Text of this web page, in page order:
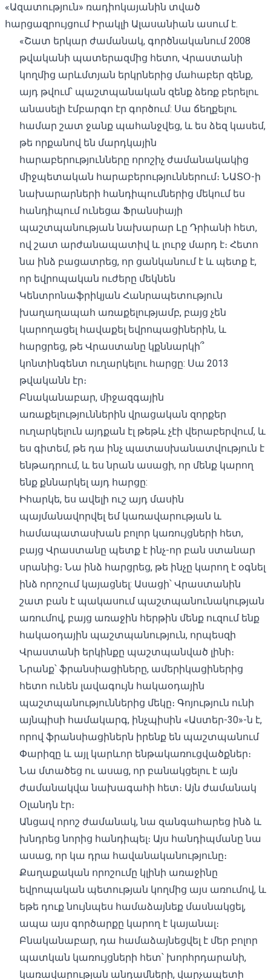
«Ազատություն» ռադիոկայանին տված
հարցազրույցումԻրակլի Ալասանիան ասում է.
«Շատ երկար ժամանակ, գործնականում 2008
թվականի պատերազմից հետո, Վրաստանի
կողմից արևմտյան երկրներից մահաբեր զենք,
այդ թվում՝ պաշտպանական զենք ձեռք բերելու
անասելի էմբարգո էր գործում: Սա ճեղքելու
համար շատ ջանք պահանջվեց, և ես ձեզ կասեմ,
թե որքանով են մարդկային
հարաբերությունները որոշիչ ժամանակակից
միջպետական ​​հարաբերություններում։ ՆԱՏՕ-ի
նախարարների հանդիպումներից մեկում ես
հանդիպում ունեցա Ֆրանսիայի
պաշտպանության նախարար Լը Դրիանի հետ,
ով շատ արժանապատիվ և լուրջ մարդ է։ Հետո
նա ինձ բացատրեց, որ ցանկանում է և պետք է,
որ եվրոպական ուժերը մեկնեն
Կենտրոնաֆրիկյան Հանրապետություն
խաղաղապահ առաքելությամբ, բայց չեն
կարողացել հավաքել եվրոպացիներին, և
հարցրեց, թե Վրաստանը կքննարկի՞
կոնտինգենտ ուղարկելու հարցը: Սա 2013
թվականն էր։
Բնականաբար, միջազգային
առաքելություններին վրացական զորքեր
ուղարկելուն այդքան էլ թեթև չէի վերաբերվում, և
ես գիտեմ, թե դա ինչ պատասխանատվություն է
ենթադրում, և ես նրան ասացի, որ մենք կարող
ենք քննարկել այդ հարցը:
Իհարկե, ես ավելի ուշ այդ մասին
պայմանավորվել եմ կառավարության և
համապատասխան բոլոր կառույցների հետ,
բայց Վրաստանը պետք է ինչ-որ բան ստանար
սրանից։ Նա ինձ հարցրեց, թե ինչը կարող է օգնել
ինձ որոշում կայացնել: Ասացի՝ Վրաստանին
շատ բան է պակասում պաշտպանունակության
առումով, բայց առաջին հերթին մենք ուզում ենք
հակաօդային պաշտպանություն, որպեսզի
Վրաստանի երկինքը պաշտպանված լինի։
Նրանք՝ ֆրանսիացիները, ամերիկացիներից
հետո ունեն լավագույն հակաօդային
պաշտպանություններից մեկը։ Գոյություն ունի
այնպիսի համակարգ, ինչպիսին «Աստեր-30»-ն է,
որով ֆրանսիացիներն իրենք են պաշտպանում
Փարիզը և այլ կարևոր ենթակառուցվածքներ։
Նա մտածեց ու ասաց, որ բանակցելու է այն
ժամանակվա նախագահի հետ։ Այն ժամանակ
Օլանդն էր։
Անցավ որոշ ժամանակ, նա զանգահարեց ինձ և
խնդրեց նորից հանդիպել։ Այս հանդիպմանը նա
ասաց, որ կա դրա հավանականությունը։
Քաղաքական որոշումը կլինի առաջինը
եվրոպական պետության կողմից այս առումով, և
եթե դուք նույնպես համաձայնեք մասնակցել,
ապա այս գործարքը կարող է կայանալ։
Բնականաբար, դա համաձայնեցվել է մեր բոլոր
պատկան կառույցների հետ՝ խորհրդարանի,
կառավարության անդամների, վարչապետի